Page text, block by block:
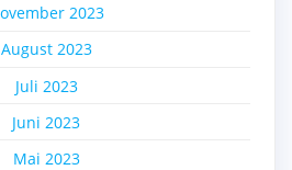
2023
August 2023
Juli 2023
Juni 2023
Mai 2023